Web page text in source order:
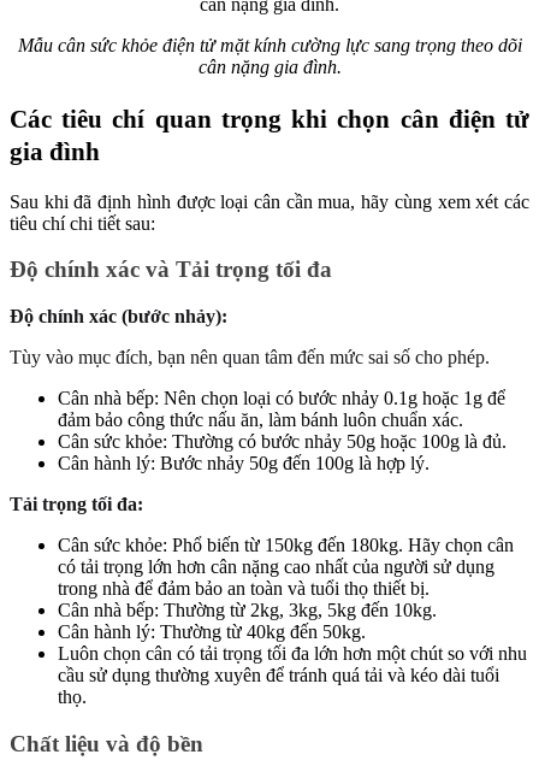
Mẫu cân sức khỏe điện tử mặt kính cường lực sang trọng theo dõi
cân nặng gia đình.
Các tiêu chí quan trọng khi chọn cân điện tử
gia đình
Sau khi đã định hình được loại cân cần mua, hãy cùng xem xét các
tiêu chí chi tiết sau:
Độ chính xác và Tải trọng tối đa
Độ chính xác (bước nhảy):
Tùy vào mục đích, bạn nên quan tâm đến mức sai số cho phép.
Cân nhà bếp: Nên chọn loại có bước nhảy 0.1g hoặc 1g để
đảm bảo công thức nấu ăn, làm bánh luôn chuẩn xác.
Cân sức khỏe: Thường có bước nhảy 50g hoặc 100g là đủ.
Cân hành lý: Bước nhảy 50g đến 100g là hợp lý.
Tải trọng tối đa:
Cân sức khỏe: Phổ biến từ 150kg đến 180kg. Hãy chọn cân
có tải trọng lớn hơn cân nặng cao nhất của người sử dụng
trong nhà để đảm bảo an toàn và tuổi thọ thiết bị.
Cân nhà bếp: Thường từ 2kg, 3kg, 5kg đến 10kg.
Cân hành lý: Thường từ 40kg đến 50kg.
Luôn chọn cân có tải trọng tối đa lớn hơn một chút so với nhu
cầu sử dụng thường xuyên để tránh quá tải và kéo dài tuổi
thọ.
Chất liệu và độ bền